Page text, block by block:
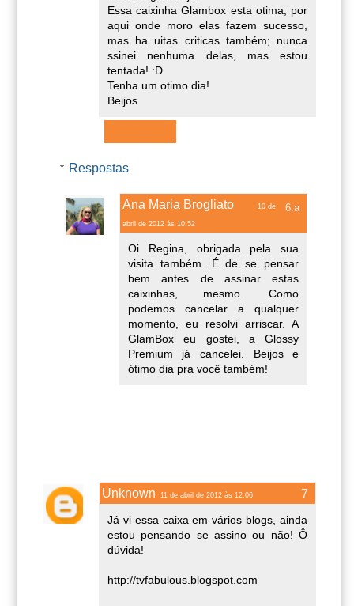
Essa caixinha Glambox esta otima; por
aqui onde moro elas fazem sucesso,
mas ha uitas criticas também; nunca
ssinei nenhuma delas, mas estou
tentada! :D
Tenha um otimo dia!
Beijos
Respostas
Ana Maria Brogliato 10 de
abril de 2012 às 10:52
Oi Regina, obrigada pela sua
visita também. É de se pensar
bem antes de assinar estas
caixinhas, mesmo. Como
podemos cancelar a qualquer
momento, eu resolvi arriscar. A
GlamBox eu gostei, a Glossy
Premium já cancelei. Beijos e
ótimo dia pra você também!
Unknown 11 de abril de 2012 às 12:06
Já vi essa caixa em vários blogs, ainda
estou pensando se assino ou não! Ô
dúvida!
http://tvfabulous.blogspot.com